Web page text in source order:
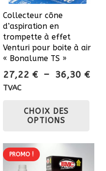
€.
Collecteur cône
d’aspiration en
trompette à effet
Venturi pour boite à air
« Bonalume TS »
27,22 € – 36,30 €
TVAC
CHOIX DES
OPTIONS
PROMO !